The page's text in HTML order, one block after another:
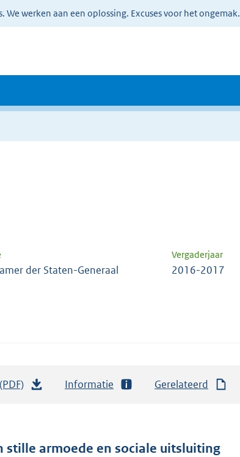
werken aan een oplossing. Excuses voor het ongemak.
Vergaderjaar
der Staten-Generaal 2016-2017
a
Informatie Gerelateerd
stille armoede en sociale uitsluiting